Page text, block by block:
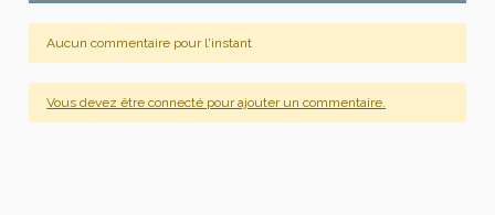
Aucun commentaire pour l'instant
Vous devez être connecté pour ajouter un commentaire.